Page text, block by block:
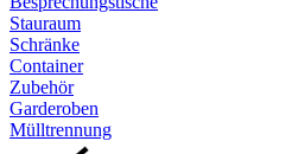
Stauraum
Schränke
Container
Zubehör
Garderoben
Mülltrennung